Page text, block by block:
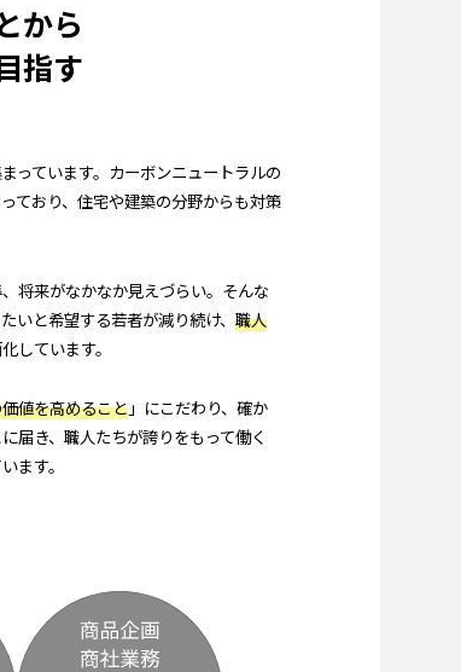
から
指す
っています。カーボンニュートラルの
ており、住宅や建築の分野からも対策
将来がなかなか見えづらい。そんな
いと希望する若者が減り続け、 職人
しています。
値を高めること 」にこだわり、確か
届き、職人たちが誇りをもって働く
ます。